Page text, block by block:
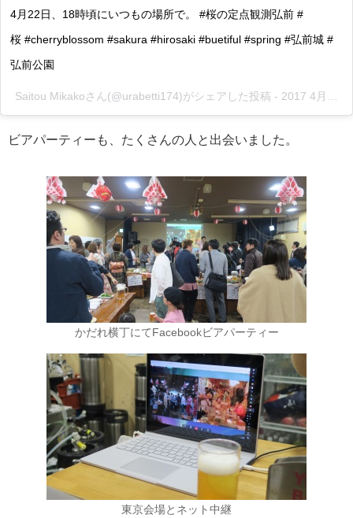
4月22日、18時頃にいつもの場所で。 #桜の定点観測弘前 #
桜 #cherryblossom #sakura #hirosaki #buetiful #spring #弘前城 #
弘前公園
Saitou Mikakoさん(@urabetti174)がシェアした投稿 - 2017 4月 22 9:05午前 PDT
ビアパーティーも、たくさんの人と出会いました。
かだれ横丁にてFacebookビアパーティー
東京会場とネット中継